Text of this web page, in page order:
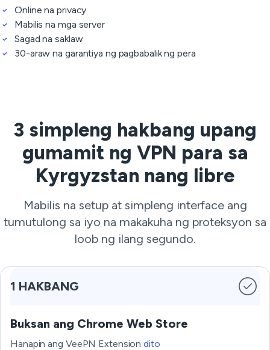
Online na privacy
Mabilis na mga server
Sagad na saklaw
30-araw na garantiya ng pagbabalik ng pera
3 simpleng hakbang upang
gumamit ng VPN para sa
Kyrgyzstan nang libre
Mabilis na setup at simpleng interface ang
tumutulong sa iyo na makakuha ng proteksyon sa
loob ng ilang segundo.
1 HAKBANG
Buksan ang Chrome Web Store
Hanapin ang VeePN Extensiondito